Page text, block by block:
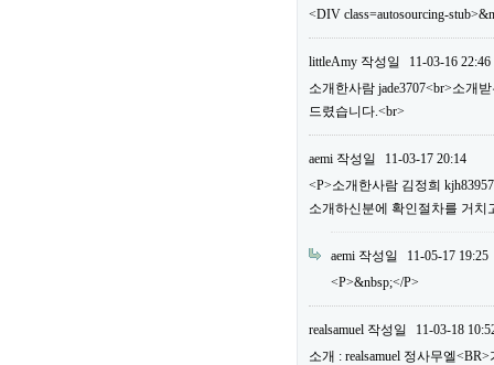
<DIV class=autosourcing-
littleAmy 작성일
11-03-16 22:46
소개한사람 jade3707<br>소개
드렸습니다.<br>
aemi 작성일
11-03-17 20:14
<P>소개한사람 김정희
소개하신분에 확인절차를 거치
aemi 작성일
11-05-17 19:25
<P>&nbsp;</P>
realsamuel 작성일
11-03-18
소개 : realsamuel 정사무엘